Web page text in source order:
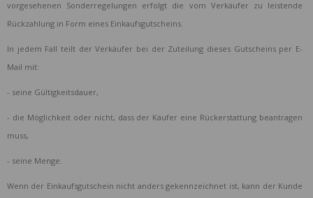
vorgesehenen Sonderregelungen erfolgt die vom Verkäufer zu leistende
Rückzahlung in Form eines Einkaufsgutscheins.
In jedem Fall teilt der Verkäufer bei der Zuteilung dieses Gutscheins per E-
Mail mit:
- seine Gültigkeitsdauer,
- die Möglichkeit oder nicht, dass der Käufer eine Rückerstattung beantragen
muss,
- seine Menge.
Wenn der Einkaufsgutschein nicht anders gekennzeichnet ist, kann der Kunde